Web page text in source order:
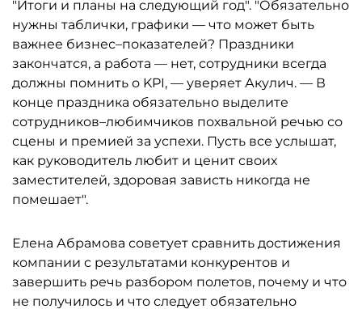
"Итоги и планы на следующий год". "Обязательно
нужны таблички, графики — что может быть
важнее бизнес–показателей? Праздники
закончатся, а работа — нет, сотрудники всегда
должны помнить о KPI, — уверяет Акулич. — В
конце праздника обязательно выделите
сотрудников–любимчиков похвальной речью со
сцены и премией за успехи. Пусть все услышат,
как руководитель любит и ценит своих
заместителей, здоровая зависть никогда не
помешает".
Елена Абрамова советует сравнить достижения
компании с результатами конкурентов и
завершить речь разбором полетов, почему и что
не получилось и что следует обязательно